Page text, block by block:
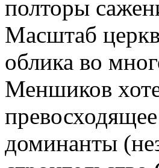
полторы
Масштаб
облика во
Меншиков
доминанты